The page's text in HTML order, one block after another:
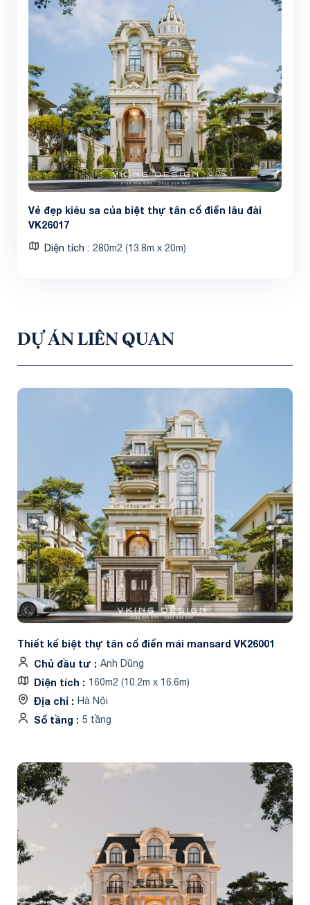
Vẻ đẹp kiêu sa của biệt thự tân cổ điển lâu đài
VK26017
Diện tích 280m2 (13.8m x 20m)
DỰ ÁN LIÊN QUAN
Thiết kế biệt thự tân cổ điển mái mansard VK26001
Chủ đầu tư
Anh Dũng
Diện tích 160m2 (10.2m x 16.6m)
Địa chỉ Hà Nội
Số tầng 5 tầng